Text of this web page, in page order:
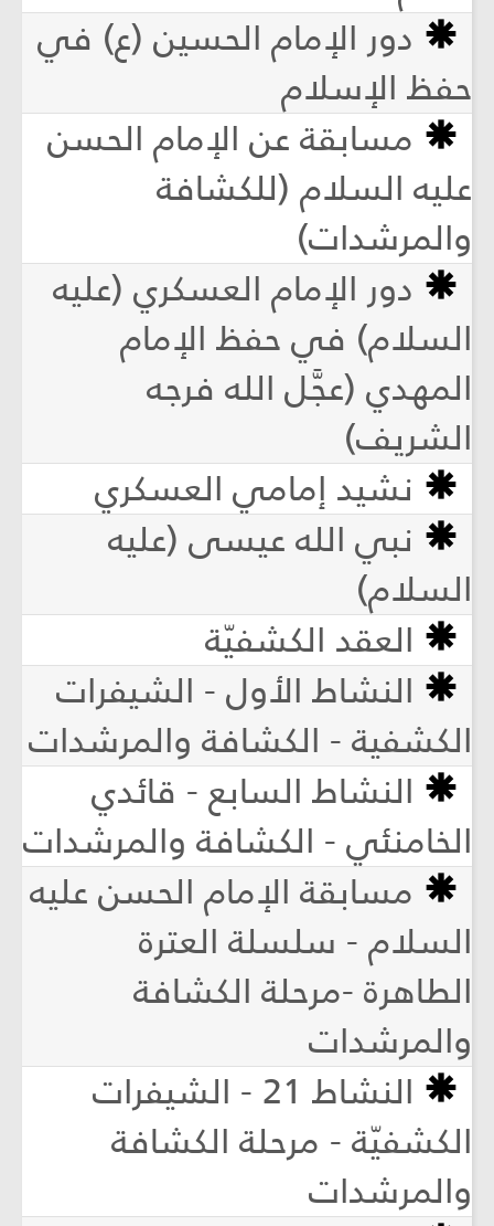
دور الإمام الحسين (ع) في
حفظ الإسلام
مسابقة عن الإمام الحسن
عليه السلام (للكشافة
والمرشدات)
دور الإمام العسكري (عليه
السلام) في حفظ الإمام
المهدي (عجَّل الله فرجه
الشريف)
نشيد إمامي العسكري
نبي الله عيسى (عليه
السلام)
العقد الكشفيّة
النشاط الأول - الشيفرات
الكشفية - الكشافة والمرشدات
النشاط السابع - قائدي
الخامنئي - الكشافة والمرشدات
مسابقة الإمام الحسن عليه
السلام - سلسلة العترة
الطاهرة -مرحلة الكشافة
والمرشدات
النشاط 21 - الشيفرات
الكشفيّة - مرحلة الكشافة
والمرشدات